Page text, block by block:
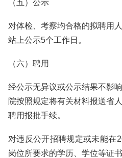
（五）公示
对体检、考察均合格的拟聘用
站上公示5个工作日。
（六）聘用
经公示无异议或公示结果不影
院按照规定将有关材料报送省
聘用报批手续。
对违反公开招聘规定或未能在
岗位所要求的学历、学位等证